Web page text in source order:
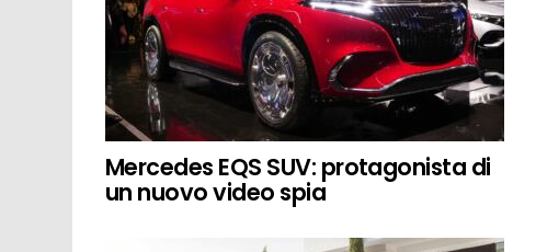
Mercedes EQS SUV: protagonista di
un nuovo video spia